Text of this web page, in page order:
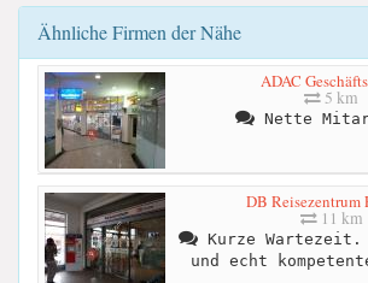
Ähnliche Firmen der Nähe
ADAC
5 km
Nette
DB Reisezentrum
11 km
Kurze Wartezeit.
und echt